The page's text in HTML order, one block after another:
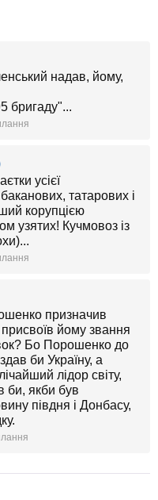
надав, йому,
бригаду"...
усієї
татарових і
корупцією
узятих! Кучмовоз із
призначив
йому звання
Бо Порошенко до
би Україну, а
лідор світу,
би, якби був
півдня і Донбасу,